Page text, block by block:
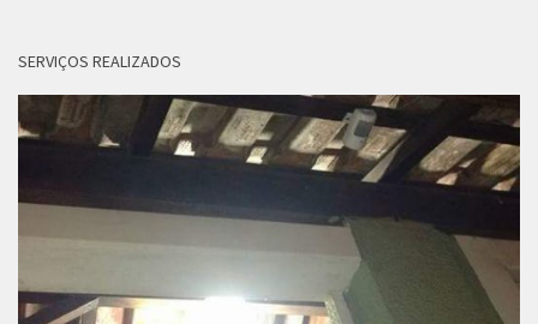
SERVIÇOS REALIZADOS